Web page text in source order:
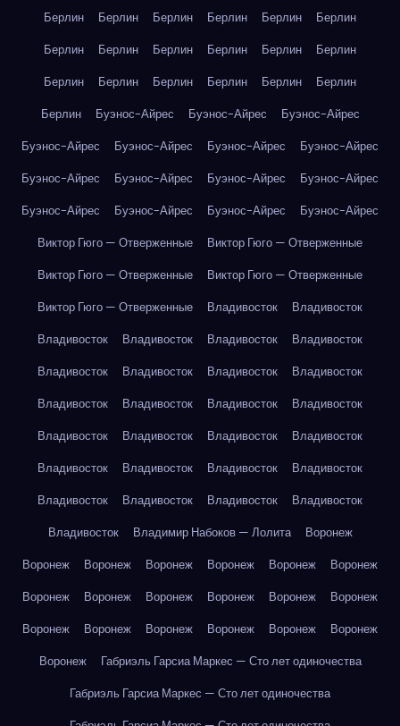
Берлин Берлин Берлин Берлин Берлин
Берлин
Берлин
Берлин Берлин Берлин Берлин
Берлин
Берлин
Берлин Берлин Берлин Берлин
Берлин
Берлин
Буэнос-Айрес Буэнос-Айрес
Буэнос-Айрес
Буэнос-Айрес
Буэнос-Айрес Буэнос-Айрес
Буэнос-Айрес
Буэнос-Айрес
Буэнос-Айрес Буэнос-Айрес
Буэнос-Айрес
Буэнос-Айрес
Буэнос-Айрес Буэнос-Айрес
Буэнос-Айрес
Виктор Гюго — Отверженные
Виктор Гюго — Отверженные
Виктор Гюго — Отверженные
Виктор Гюго — Отверженные
Виктор Гюго — Отверженные
Владивосток
Владивосток
Владивосток
Владивосток Владивосток
Владивосток
Владивосток
Владивосток Владивосток
Владивосток
Владивосток
Владивосток Владивосток
Владивосток
Владивосток
Владивосток Владивосток
Владивосток
Владивосток
Владивосток Владивосток
Владивосток
Владивосток
Владивосток Владивосток
Владивосток
Владивосток
Владимир Набоков — Лолита
Воронеж
Воронеж
Воронеж Воронеж Воронеж Воронеж
Воронеж
Воронеж
Воронеж Воронеж Воронеж Воронеж
Воронеж
Воронеж
Воронеж Воронеж Воронеж Воронеж
Воронеж
Воронеж
Габриэль Гарсиа Маркес — Сто лет одиночества
Габриэль Гарсиа Маркес — Сто лет одиночества